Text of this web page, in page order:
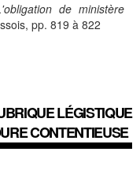
de ministère
pp. 819 à 822
LÉGISTIQUE
CONTENTIEUSE